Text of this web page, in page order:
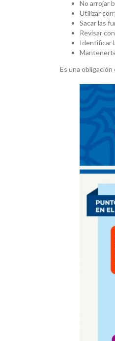
No arrojar
Utilizar
Sacar las
Revisar
Identificar
Es una